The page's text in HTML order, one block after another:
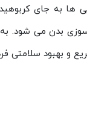
به جای
بدن می شود. به
و بهبود سلامتی